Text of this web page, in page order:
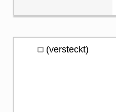
(versteckt)